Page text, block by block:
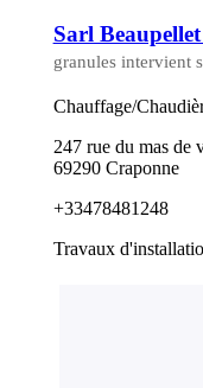
Sarl Beaupellet
granules intervient
Chauffage/
247 rue du mas de
69290 Craponne
+33478481248
Travaux